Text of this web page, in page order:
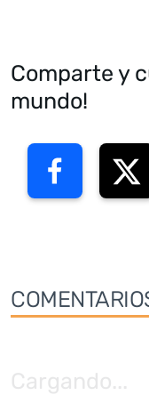
Comparte y
mundo!
Cargando...